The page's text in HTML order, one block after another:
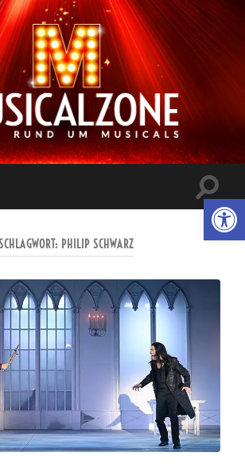
Musicalzone.de
ein-/
SCHLAGWORT: PHILIP SCHWARZ